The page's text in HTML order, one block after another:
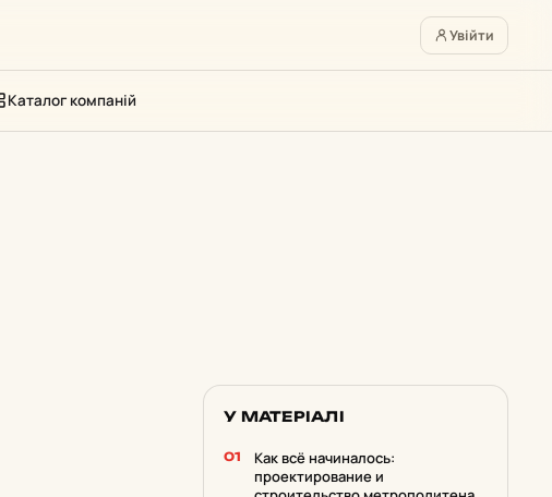
Увійти
Каталог компаній
У МАТЕРІАЛІ
Как всё начиналось:
проектирование и